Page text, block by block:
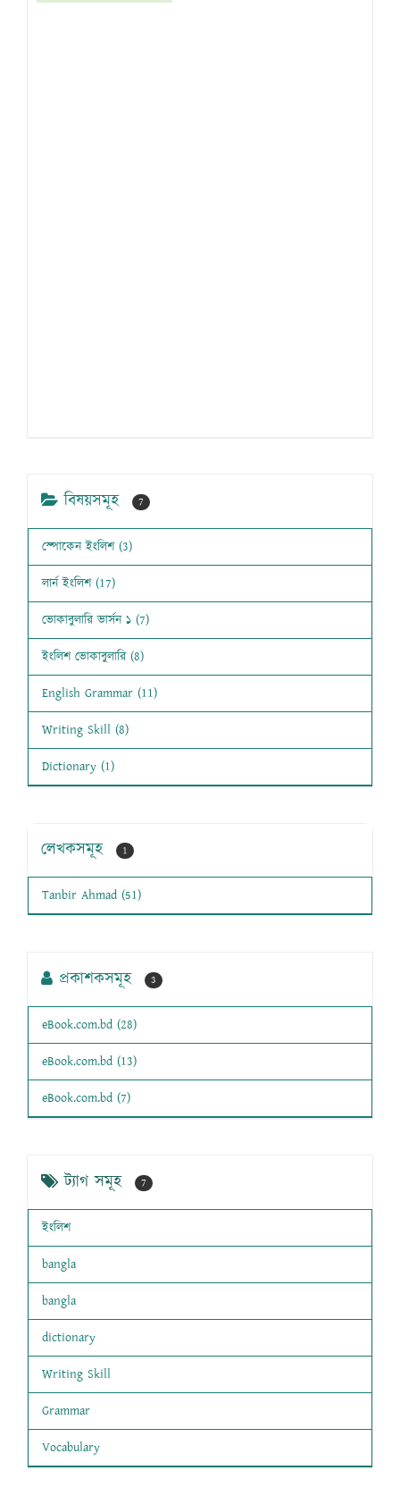
বিষয়সমূহ 7
স্পোকেন ইংলিশ (3)
লার্ন ইংলিশ (17)
ভোকাবুলারি ভার্সন ১ (7)
ইংলিশ ভোকাবুলারি (8)
English Grammar (11)
Writing Skill (8)
Dictionary (1)
লেখকসমূহ 1
Tanbir Ahmad (51)
প্রকাশকসমূহ 3
eBook.com.bd (28)
eBook.com.bd (13)
eBook.com.bd (7)
ট্যাগ সমূহ 7
ইংলিশ
bangla
bangla
dictionary
Writing Skill
Grammar
Vocabulary